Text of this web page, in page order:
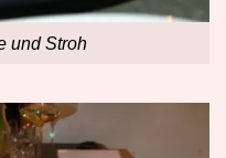
und Stroh